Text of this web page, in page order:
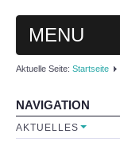
MENU
HOME
SCHULE
Aktuelle Seite: Startseite
NAVIGATION
AKTUELLES